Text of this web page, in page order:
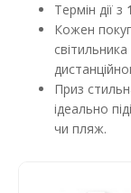
Термін дії з
Кожен
Приз
ідеально
чи пляж.